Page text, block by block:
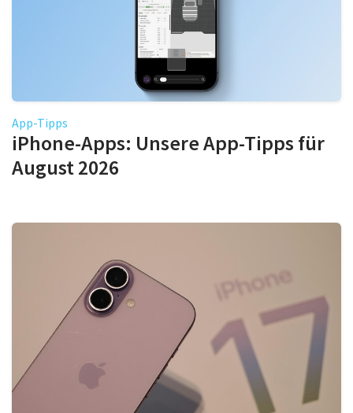
App-Tipps
iPhone-Apps: Unsere App-Tipps für
August 2026